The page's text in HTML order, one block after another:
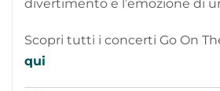
divertimento e l’emozione di
Scopri tutti i concerti Go On
qui